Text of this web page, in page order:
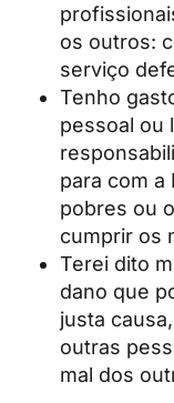
os outros:
serviço
Tenho
pessoal ou
para com a
pobres ou
cumprir os
Terei dito
dano que
justa
outras
mal dos